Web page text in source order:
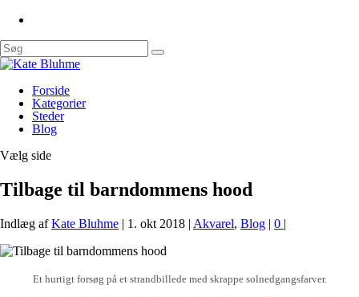
Forside
Kategorier
Steder
Blog
Vælg side
Tilbage til barndommens hood
Indlæg afKate Bluhme | 1. okt 2018 | Akvarel, Blog | 0 |
Et hurtigt forsøg på et strandbillede med skrappe solnedgangsfarver.